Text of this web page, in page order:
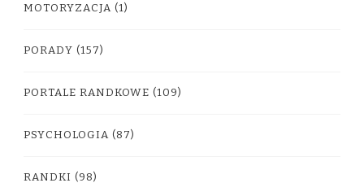
MOTORYZACJA (1)
PORADY (157)
PORTALE RANDKOWE (109)
PSYCHOLOGIA (87)
RANDKI (98)